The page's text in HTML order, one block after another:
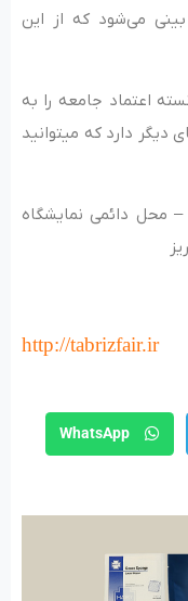
می‌شود که از این
اعتماد جامعه را به
دیگر دارد که میتوانید
– محل دائمی نمایشگاه
http://tabrizfair.ir
WhatsApp